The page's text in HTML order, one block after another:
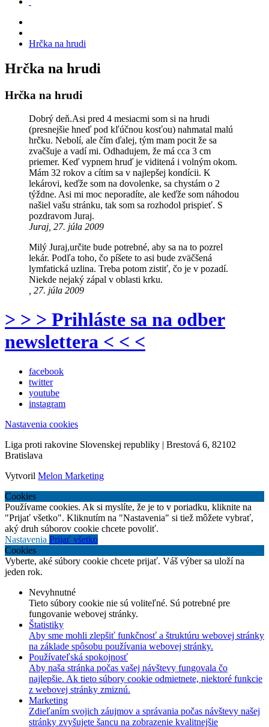
Hrčka na hrudi
Hrčka na hrudi
Hrčka na hrudi
Dobrý deň.Asi pred 4 mesiacmi som si na hrudi
(presnejšie hneď pod kľúčnou kosťou) nahmatal malú
hrčku. Nebolí, ale čím ďalej, tým mam pocit že sa
zvačšuje a vadí mi. Odhadujem, že má cca 3 cm
priemer. Keď vypnem hruď je viditená i volným okom.
Mám 32 rokov a cítim sa v najlepšej kondícii. K
lekárovi, keďže som na dovolenke, sa chystám o 2
týždne. Asi mi moc neporadíte, ale keďže som náhodou
našiel vašu stránku, tak som sa rozhodol prispieť. S
pozdravom Juraj.
Juraj, 27. júla 2009
Milý Juraj,určite bude potrebné, aby sa na to pozrel
lekár. Podľa toho, čo píšete to asi bude zväčšená
lymfatická uzlina. Treba potom zistiť, čo je v pozadí.
Niekde nejaký zápal v oblasti krku.
, 27. júla 2009
> > > Prihláste sa na odber
newslettera < < <
facebook
twitter
youtube
instagram
Nastavenia cookies
Liga proti rakovine Slovenskej republiky | Brestová 6, 82102
Bratislava
Vytvoril Melon Marketing
Cookies
Používame cookies. Ak si myslíte, že je to v poriadku, kliknite na
"Prijať všetko". Kliknutím na "Nastavenia" si tiež môžete vybrať,
aký druh súborov cookie chcete povoliť.
Nastavenia Prijať všetko
Cookies
Vyberte, aké súbory cookie chcete prijať. Váš výber sa uloží na
jeden rok.
Nevyhnutné
Tieto súbory cookie nie sú voliteľné. Sú potrebné pre
fungovanie webovej stránky.
Štatistiky
Aby sme mohli zlepšiť funkčnosť a štruktúru webovej stránky
na základe spôsobu používania webovej stránky.
Používateľská spokojnosť
Aby naša stránka počas vašej návštevy fungovala čo
najlepšie. Ak tieto súbory cookie odmietnete, niektoré funkcie
z webovej stránky zmiznú.
Marketing
Zdieľaním svojich záujmov a správania počas návštevy našej
stránky zvyšujete šancu na zobrazenie kvalitnejšie